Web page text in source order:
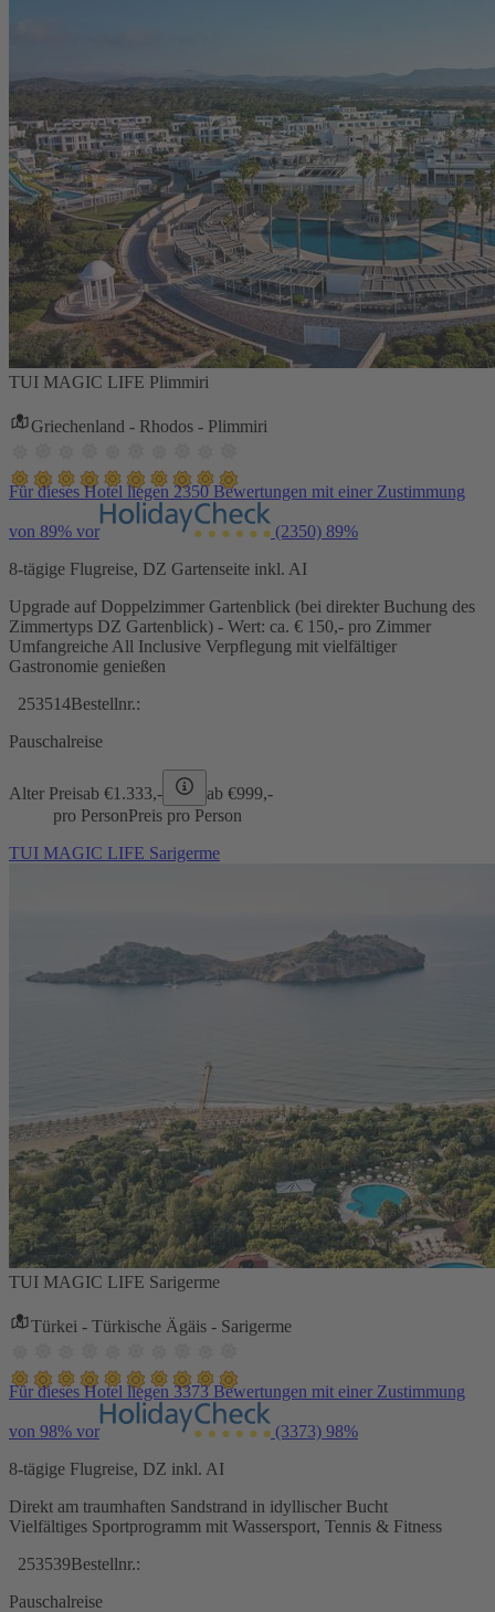
TUI MAGIC LIFE Plimmiri
Griechenland - Rhodos - Plimmiri
Für dieses Hotel liegen 2350 Bewertungen mit einer Zustimmung
von 89% vor (2350) 89%
8-tägige Flugreise, DZ Gartenseite inkl. AI
Upgrade auf Doppelzimmer Gartenblick (bei direkter Buchung des
Zimmertyps DZ Gartenblick) - Wert: ca. € 150,- pro Zimmer
Umfangreiche All Inclusive Verpflegung mit vielfältiger
Gastronomie genießen
253514Bestellnr.:
Pauschalreise
Alter Preisab €1.333,- ab €999,-
pro PersonPreis pro Person
TUI MAGIC LIFE Sarigerme
TUI MAGIC LIFE Sarigerme
Türkei - Türkische Ägäis - Sarigerme
Für dieses Hotel liegen 3373 Bewertungen mit einer Zustimmung
von 98% vor (3373) 98%
8-tägige Flugreise, DZ inkl. AI
Direkt am traumhaften Sandstrand in idyllischer Bucht
Vielfältiges Sportprogramm mit Wassersport, Tennis & Fitness
253539Bestellnr.:
Pauschalreise